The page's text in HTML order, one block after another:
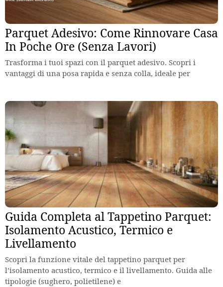
Parquet Adesivo: Come Rinnovare Casa
In Poche Ore (Senza Lavori)
Trasforma i tuoi spazi con il parquet adesivo. Scopri i
vantaggi di una posa rapida e senza colla, ideale per
Guida Completa al Tappetino Parquet:
Isolamento Acustico, Termico e
Livellamento
Scopri la funzione vitale del tappetino parquet per
l’isolamento acustico, termico e il livellamento. Guida alle
tipologie (sughero, polietilene) e